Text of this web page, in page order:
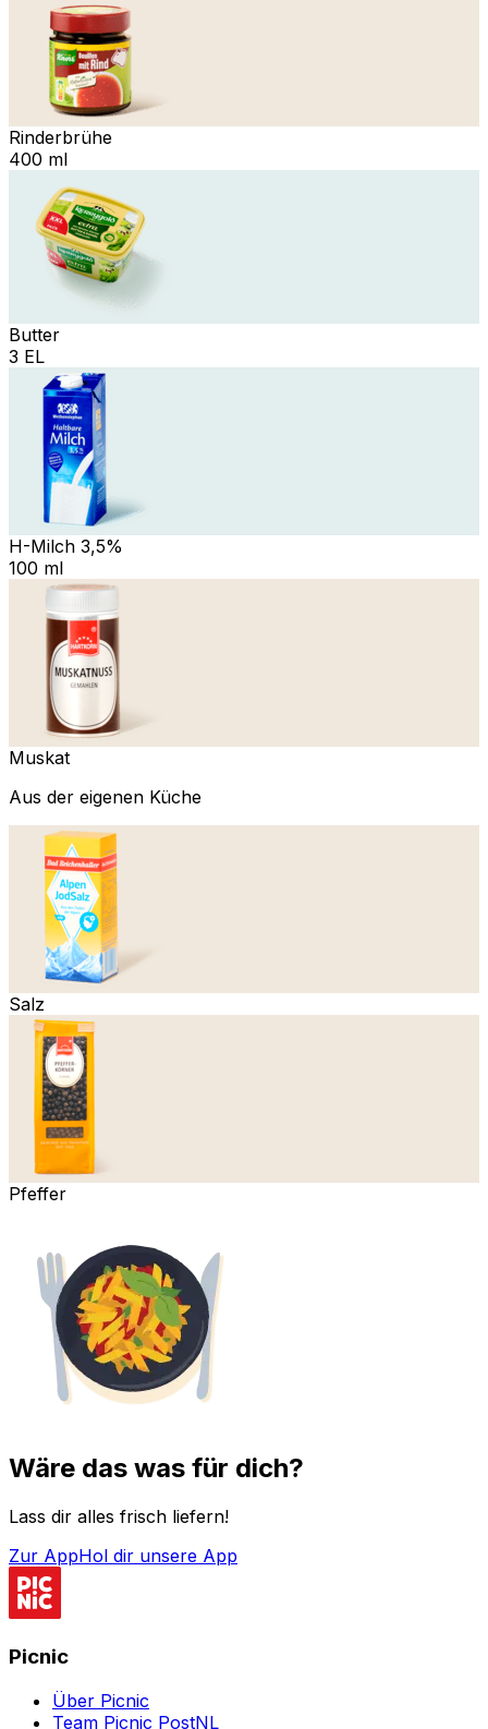
Rinderbrühe
400 ml
Butter
3 EL
H-Milch 3,5%
100 ml
Muskat
Aus der eigenen Küche
Salz
Pfeffer
Wäre das was für dich?
Lass dir alles frisch liefern!
Zur AppHol dir unsere App
Picnic
Über Picnic
Team Picnic PostNL